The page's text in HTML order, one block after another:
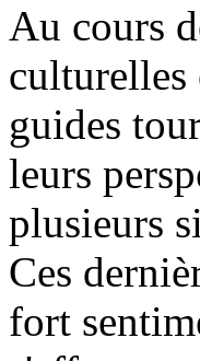
Au cours
culturelles
guides
leurs
plusieurs
Ces
fort